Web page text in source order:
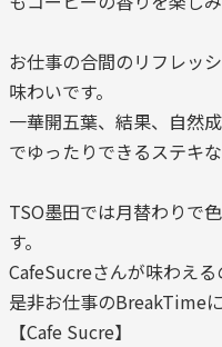
お仕事の合間のリフレッ
味わいです。
一華開五葉、結果、自然
でゆったりできるステキ
TSO墨田では月替わりで
す。
CafeSucreさんが味わえる
是非お仕事のBreakTime
【Cafe Sucre】